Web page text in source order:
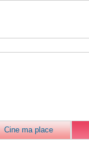
Cine ma place